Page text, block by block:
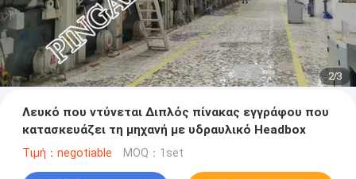
2/3
Λευκό που ντύνεται Διπλός πίνακας εγγράφου που
κατασκευάζει τη μηχανή με υδραυλικό Headbox
Τιμή：negotiable MOQ：1set